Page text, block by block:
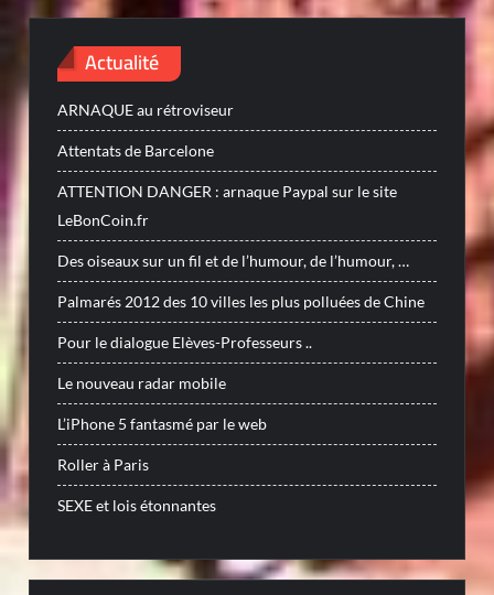
Actualité
ARNAQUE au rétroviseur
Attentats de Barcelone
ATTENTION DANGER : arnaque Paypal sur le site
LeBonCoin.fr
Des oiseaux sur un fil et de l’humour, de l’humour, …
Palmarés 2012 des 10 villes les plus polluées de Chine
Pour le dialogue Elèves-Professeurs ..
Le nouveau radar mobile
L’iPhone 5 fantasmé par le web
Roller à Paris
SEXE et lois étonnantes